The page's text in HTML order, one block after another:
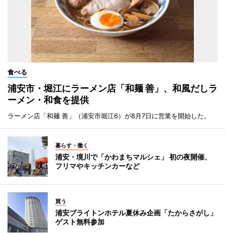
食べる
浦安市・堀江にラーメン店「和麺 善」、和風だしラ
ーメン・和食を提供
ラーメン店「和麺 善」（浦安市堀江6）が8月7日に営業を開始した。
暮らす・働く
浦安・境川で「かわまちマルシェ」 初の夜開催、
フリマやキッチンカーなど
買う
浦安ブライトンホテル夏休み企画「たからさがし」
ゲスト無料参加